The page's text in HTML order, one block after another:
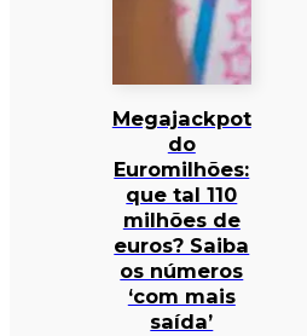
Megajackpot
do
Euromilhões:
que tal 110
milhões de
euros? Saiba
os números
‘com mais
saída’